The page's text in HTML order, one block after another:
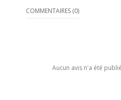
COMMENTAIRES (0)
Aucun avis n'a été